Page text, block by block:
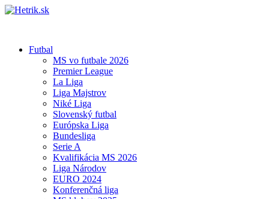
Futbal
MS vo futbale 2026
Premier League
La Liga
Liga Majstrov
Niké Liga
Slovenský futbal
Európska Liga
Bundesliga
Serie A
Kvalifikácia MS 2026
Liga Národov
EURO 2024
Konferenčná liga